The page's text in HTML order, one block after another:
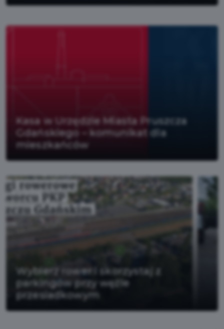
Kasa w Urzędzie Miasta Pruszcza
Gdańskiego – komunikat dla
mieszkańców
Wybierz rower i skorzystaj z
parkingów przy węźle
przesiadkowym